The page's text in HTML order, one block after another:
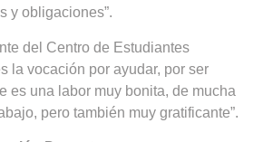
y obligaciones”.
del Centro de Estudiantes
la vocación por ayudar, por ser
es una labor muy bonita, de mucha
pero también muy gratificante”.